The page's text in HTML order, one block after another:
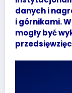
danych i
i górnikami.
mogły być